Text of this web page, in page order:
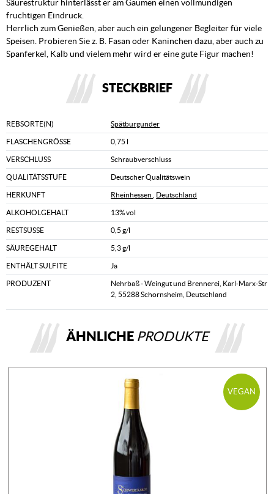
Säurestruktur hinterlässt er am Gaumen einen vollmundigen
fruchtigen Eindruck.
Herrlich zum Genießen, aber auch ein gelungener Begleiter für viele
Speisen. Probieren Sie z. B. Fasan oder Kaninchen dazu, aber auch zu
Spanferkel, Kalb und vielem mehr wird er eine gute Figur machen!
STECKBRIEF
REBSORTE(N) Spätburgunder
FLASCHENGRÖSSE 0,75 l
VERSCHLUSS Schraubverschluss
QUALITÄTSSTUFE Deutscher Qualitätswein
HERKUNFT Rheinhessen Deutschland
ALKOHOLGEHALT 13% vol
RESTSÜSSE 0,5 g/l
SÄUREGEHALT 5,3 g/l
ENTHÄLT SULFITE Ja
PRODUZENT
Nehrbaß - Weingut und Brennerei, Karl-Marx-Str
2, 55288 Schornsheim, Deutschland
ÄHNLICHE PRODUKTE
VEGAN